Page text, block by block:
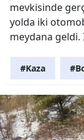
mevkisinde
yolda iki
meydana
#Kaza